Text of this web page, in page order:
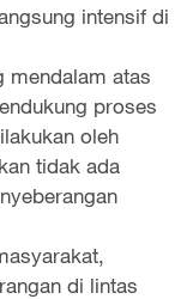
intensif di
mendalam atas
proses
oleh
tidak ada
di lintas